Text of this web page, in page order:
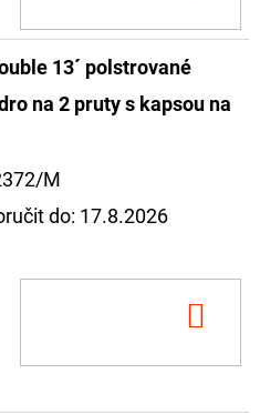
13´ polstrované
na 2 pruty s kapsou na
M
do: 17.8.2026